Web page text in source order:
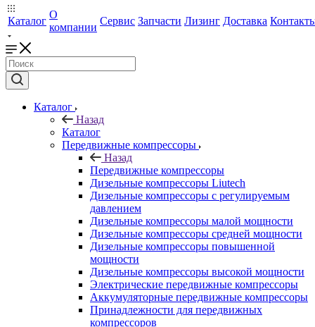
Каталог
О
компании
Сервис Запчасти Лизинг Доставка
Каталог
Назад
Каталог
Передвижные компрессоры
Назад
Передвижные компрессоры
Дизельные компрессоры Liutech
Дизельные компрессоры с регулируемым
давлением
Дизельные компрессоры малой мощности
Дизельные компрессоры средней мощности
Дизельные компрессоры повышенной
мощности
Дизельные компрессоры высокой мощности
Электрические передвижные компрессоры
Аккумуляторные передвижные компрессоры
Принадлежности для передвижных
компрессоров